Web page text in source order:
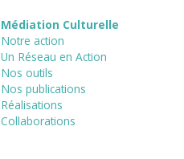
Médiation Culturelle
Notre action
Un Réseau en Action
Nos outils
Nos publications
Réalisations
Collaborations